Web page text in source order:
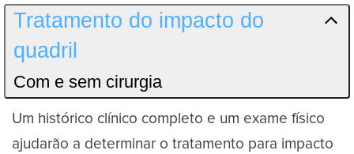
Tratamento do impacto do
quadril
Com e sem cirurgia
Um histórico clínico completo e um exame físico
ajudarão a determinar o tratamento para impacto